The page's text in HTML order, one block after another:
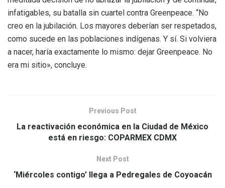
infatigables, su batalla sin cuartel contra Greenpeace. “No
creo en la jubilación. Los mayores deberían ser respetados,
como sucede en las poblaciones indígenas. Y sí. Si volviera
a nacer, haría exactamente lo mismo: dejar Greenpeace. No
era mi sitio», concluye.
Previous Post
La reactivación económica en la Ciudad de México
está en riesgo: COPARMEX CDMX
Next Post
‘Miércoles contigo’ llega a Pedregales de Coyoacán